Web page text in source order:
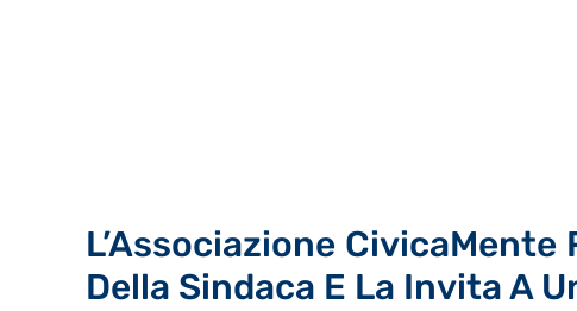
L’Associazione
Della Sindaca E La Invita A